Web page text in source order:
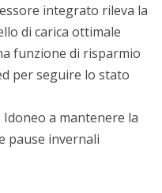
integrato rileva la
di carica ottimale
funzione di risparmio
per seguire lo stato
a mantenere la
pause invernali